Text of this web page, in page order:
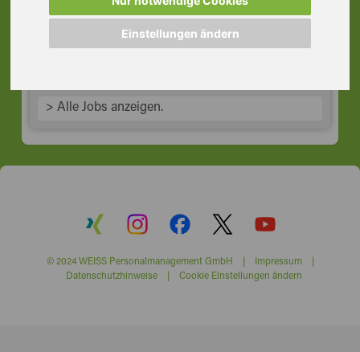
Einstellungen ändern
21107 Hamburg
> Alle Jobs anzeigen.
© 2024 WEISS Personalmanagement GmbH | Impressum|
Datenschutzhinweise| Cookie Einstellungen ändern